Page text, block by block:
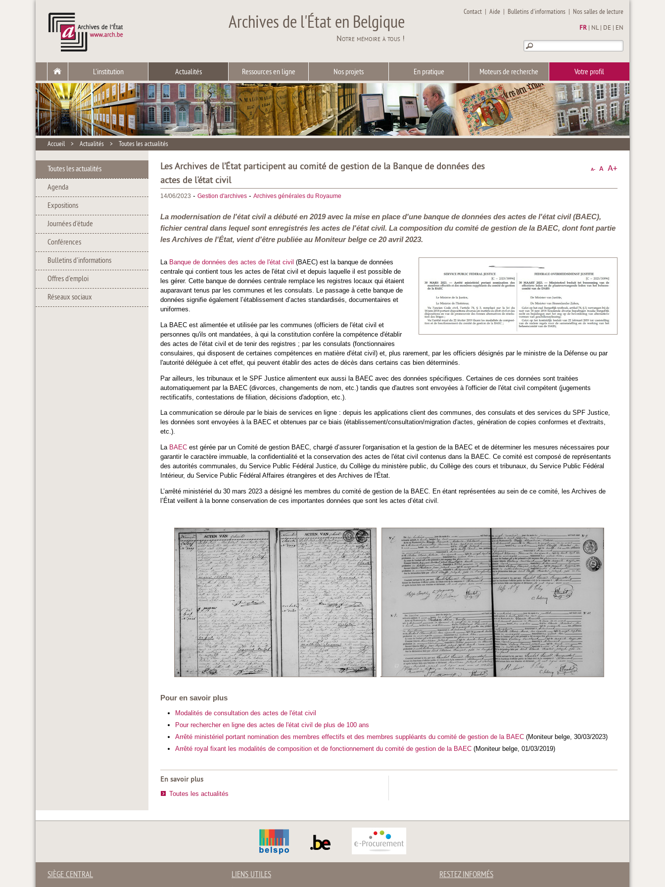
Archives de l'État en Belgique
Notre mémoire à tous !
Contact |Aide | Bulletins d'informations | Nos salles de lecture
FR NL| DE EN
L'institution Actualités Ressources en ligne Nos projets En pratique Moteurs de recherche Votre profil
Accueil > Actualités > Toutes les actualités
Toutes les actualités
Agenda
Expositions
Journées d'étude
Conférences
Bulletins d'informations
Offres d'emploi
Réseaux sociaux
Les Archives de l’État participent au comité de gestion de la Banque de données des
actes de l'état civil
14/06/2023 - Gestion d'archives - Archives générales du Royaume
La modernisation de l'état civil a débuté en 2019 avec la mise en place d'une banque de données des actes de l'état civil (BAEC),
fichier central dans lequel sont enregistrés les actes de l'état civil. La composition du comité de gestion de la BAEC, dont font partie
les Archives de l'État, vient d'être publiée au Moniteur belge ce 20 avril 2023.
La Banque de données des actes de l'état civil (BAEC) est la banque de données
centrale qui contient tous les actes de l'état civil et depuis laquelle il est possible de
les gérer. Cette banque de données centrale remplace les registres locaux qui étaient
auparavant tenus par les communes et les consulats. Le passage à cette banque de
données signifie également l’établissement d’actes standardisés, documentaires et
uniformes.
La BAEC est alimentée et utilisée par les communes (officiers de l'état civil et
personnes qu'ils ont mandatées, à qui la constitution confère la compétence d'établir
des actes de l'état civil et de tenir des registres ; par les consulats (fonctionnaires
consulaires, qui disposent de certaines compétences en matière d'état civil) et, plus rarement, par les officiers désignés par le ministre de la Défense ou par
l'autorité déléguée à cet effet, qui peuvent établir des actes de décès dans certains cas bien déterminés.
Par ailleurs, les tribunaux et le SPF Justice alimentent eux aussi la BAEC avec des données spécifiques. Certaines de ces données sont traitées
automatiquement par la BAEC (divorces, changements de nom, etc.) tandis que d'autres sont envoyées à l'officier de l'état civil compétent (jugements
rectificatifs, contestations de filiation, décisions d'adoption, etc.).
La communication se déroule par le biais de services en ligne : depuis les applications client des communes, des consulats et des services du SPF Justice,
les données sont envoyées à la BAEC et obtenues par ce biais (établissement/consultation/migration d'actes, génération de copies conformes et d'extraits,
etc.).
La BAEC est gérée par un Comité de gestion BAEC, chargé d’assurer l'organisation et la gestion de la BAEC et de déterminer les mesures nécessaires pour
garantir le caractère immuable, la confidentialité et la conservation des actes de l'état civil contenus dans la BAEC. Ce comité est composé de représentants
des autorités communales, du Service Public Fédéral Justice, du Collège du ministère public, du Collège des cours et tribunaux, du Service Public Fédéral
Intérieur, du Service Public Fédéral Affaires étrangères et des Archives de l'État.
L’arrêté ministériel du 30 mars 2023 a désigné les membres du comité de gestion de la BAEC. En étant représentées au sein de ce comité, les Archives de
l’État veillent à la bonne conservation de ces importantes données que sont les actes d’état civil.
Pour en savoir plus
Modalités de consultation des actes de l'état civil
Pour rechercher en ligne des actes de l'état civil de plus de 100 ans
Arrêté ministériel portant nomination des membres effectifs et des membres suppléants du comité de gestion de la BAEC (Moniteur belge, 30/03/2023)
Arrêté royal fixant les modalités de composition et de fonctionnement du comité de gestion de la BAEC (Moniteur belge, 01/03/2019)
En savoir plus
Toutes les actualités
SIÈGE CENTRAL LIENS UTILES RESTEZ INFORMÉS